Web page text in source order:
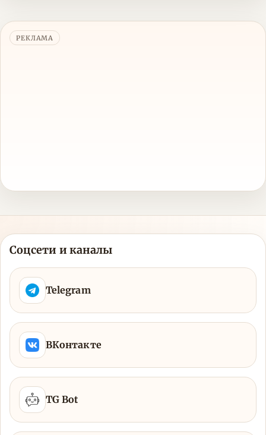
РЕКЛАМА
Соцсети и каналы
Telegram
ВКонтакте
TG Bot